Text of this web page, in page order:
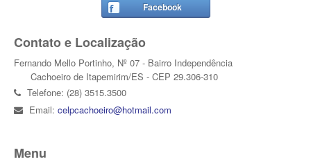
Facebook
Contato e Localização
Fernando Mello Portinho, Nº 07 - Bairro Independência
Cachoeiro de Itapemirim/ES - CEP 29.306-310
Telefone: (28) 3515.3500
Email:celpcachoeiro@hotmail.com
Menu